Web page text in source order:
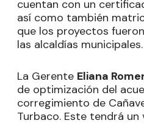
cuentan con un
así como también
que los proyectos
las alcaldías municipales.
La Gerente Eliana
de optimización del
corregimiento de
Turbaco. Este tendrá un